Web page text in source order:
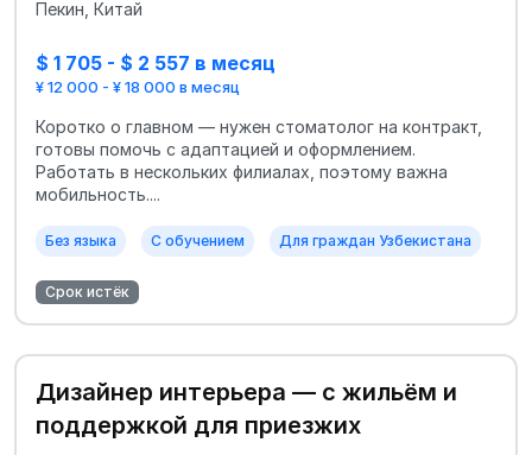
Пекин, Китай
$ 1 705 - $ 2 557 в месяц
¥ 12 000 - ¥ 18 000 в месяц
Коротко о главном — нужен стоматолог на контракт,
готовы помочь с адаптацией и оформлением.
Работать в нескольких филиалах, поэтому важна
мобильность....
Без языка С обучением Для граждан Узбекистана
Срок истёк
Дизайнер интерьера — с жильём и
поддержкой для приезжих